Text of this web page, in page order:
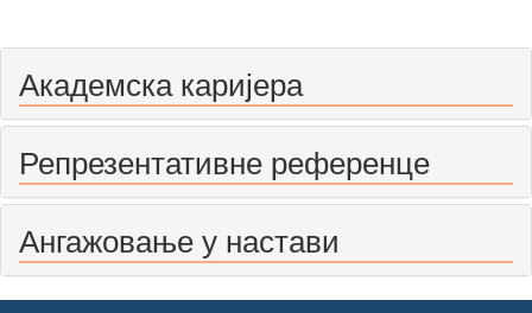
Академска каријера
Репрезентативне референце
Ангажовање у настави